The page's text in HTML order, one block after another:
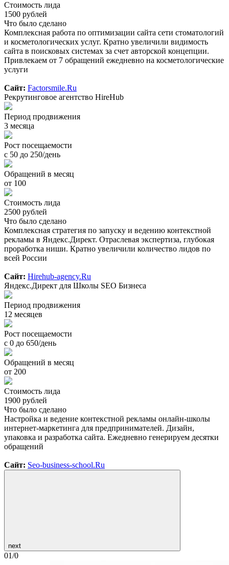
Стоимость лида
1500 рублей
Что было сделано
Комплексная работа по оптимизации сайта сети стоматологий
и косметологических услуг. Кратно увеличили видимость
сайта в поисковых системах за счет авторской концепции.
Привлекаем от 7 обращений ежедневно на косметологические
услуги
Сайт: Factorsmile.Ru
Рекрутинговое агентство HireHub
Период продвижения
3 месяца
Рост посещаемости
с 50 до 250/день
Обращений в месяц
от 100
Стоимость лида
2500 рублей
Что было сделано
Комплексная стратегия по запуску и ведению контекстной
рекламы в Яндекс.Директ. Отраслевая экспертиза, глубокая
проработка ниши. Кратно увеличили количество лидов по
всей России
Сайт: Hirehub-agency.Ru
Яндекс.Директ для Школы SEO Бизнеса
Период продвижения
12 месяцев
Рост посещаемости
с 0 до 650/день
Обращений в месяц
от 200
Стоимость лида
1900 рублей
Что было сделано
Настройка и ведение контекстной рекламы онлайн-школы
интернет-маркетинга для предпринимателей. Дизайн,
упаковка и разработка сайта. Ежедневно генерируем десятки
обращений
Сайт: Seo-business-school.Ru
next
01/0